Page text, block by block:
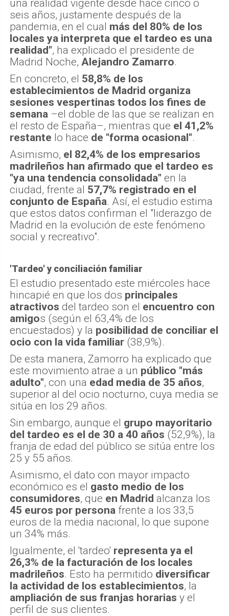
una realidad vigente desde hace cinco o
seis años, justamente después de la
pandemia, en el cual más del 80% de los
locales ya interpreta que el tardeo es una
realidad", ha explicado el presidente de
Madrid Noche, Alejandro Zamarro.
En concreto, el 58,8% de los
establecimientos de Madrid organiza
sesiones vespertinas todos los fines de
semana –el doble de las que se realizan en
el resto de España–, mientras que el 41,2%
restante lo hace de "forma ocasional".
Asimismo, el 82,4% de los empresarios
madrileños han afirmado que el tardeo es
"ya una tendencia consolidada" en la
ciudad, frente al 57,7% registrado en el
conjunto de España. Así, el estudio estima
que estos datos confirman el "liderazgo de
Madrid en la evolución de este fenómeno
social y recreativo".
'Tardeo' y conciliación familiar
El estudio presentado este miércoles hace
hincapié en que los dos principales
atractivos del tardeo son el encuentro con
amigos (según el 63,4% de los
encuestados) y la posibilidad de conciliar el
ocio con la vida familiar (38,9%).
De esta manera, Zamorro ha explicado que
este movimiento atrae a un público "más
adulto", con una edad media de 35 años,
superior al del ocio nocturno, cuya media se
sitúa en los 29 años.
Sin embargo, aunque el grupo mayoritario
del tardeo es el de 30 a 40 años (52,9%), la
franja de edad del público se sitúa entre los
25 y 55 años.
Asimismo, el dato con mayor impacto
económico es el gasto medio de los
consumidores, que en Madrid alcanza los
45 euros por persona frente a los 33,5
euros de la media nacional, lo que supone
un 34% más.
Igualmente, el 'tardeo' representa ya el
26,3% de la facturación de los locales
madrileños. Esto ha permitido diversificar
la actividad de los establecimientos, la
ampliación de sus franjas horarias y el
perfil de sus clientes.